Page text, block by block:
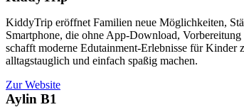
KiddyTrip eröffnet Familien neue Möglichkeiten,
Smartphone, die ohne App-Download,
schafft moderne Edutainment-Erlebnisse für Kinder
alltagstauglich und einfach spaßig machen.
Zur Website
Aylin B1